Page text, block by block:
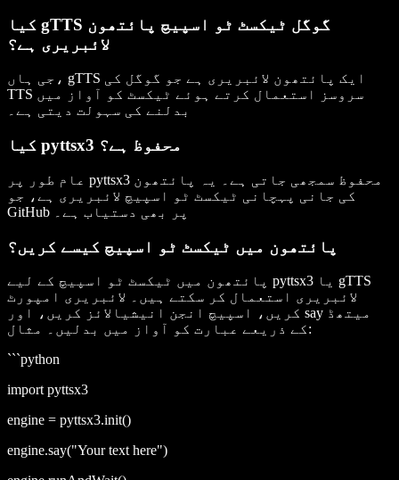
کیا gTTS گوگل ٹیکسٹ ٹو اسپیچ پائتھون
لائبریری ہے؟
جی ہاں، gTTS ایک پائتھون لائبریری ہے جو گوگل کی
TTS سروسز استعمال کرتے ہوئے ٹیکسٹ کو آواز میں
بدلنے کی سہولت دیتی ہے۔
کیا pyttsx3 محفوظ ہے؟
عام طور پر pyttsx3 محفوظ سمجھی جاتی ہے۔ یہ پائتھون
کی جانی پہچانی ٹیکسٹ ٹو اسپیچ لائبریری ہے، جو
GitHub پر بھی دستیاب ہے۔
پائتھون میں ٹیکسٹ ٹو اسپیچ کیسے کریں؟
pyttsx3
gTTS
لائبریری استعمال کر سکتے ہیں۔ لائبریری امپورٹ
say
کے ذریعے عبارت کو آواز میں بدلیں۔ مثال:
```python
import pyttsx3
engine = pyttsx3.init()
engine.say("Your text here")